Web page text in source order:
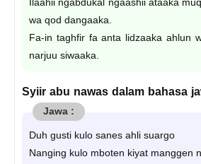
wa qod dangaaka.
Fa-in taghfir fa anta lidzaaka ahlun
narjuu siwaaka.
Syiir abu nawas dalam bahasa
Duh gusti kulo sanes ahli suargo
Nanging kulo mboten kiyat manggen